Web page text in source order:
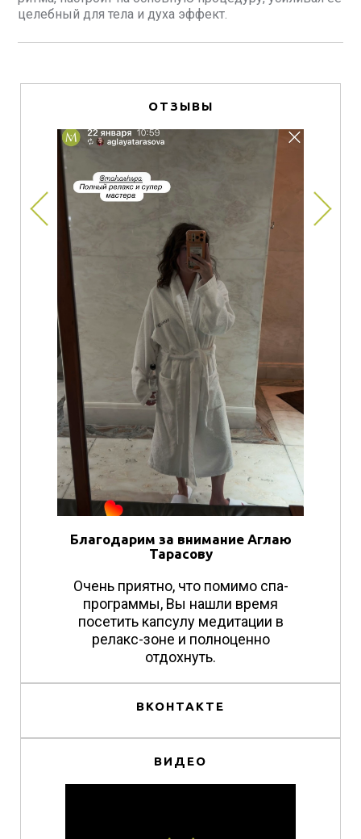
целебный для тела и духа эффект.
ОТЗЫВЫ
Благодарим за внимание Аглаю
Тарасову
Очень приятно, что помимо спа-
программы, Вы нашли время
посетить капсулу медитации в
релакс-зоне и полноценно
отдохнуть.
ВКОНТАКТЕ
ВИДЕО